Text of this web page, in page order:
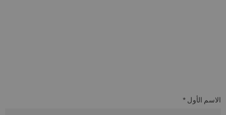
الاسم الأول *